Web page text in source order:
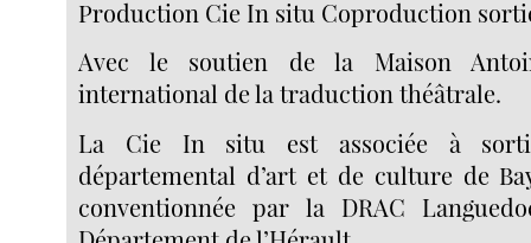
Production Cie In situ Coproduction
Avec le soutien de la Maison
international de la traduction théâtrale.
La Cie In situ est associée à
départemental d’art et de culture de
conventionnée par la DRAC